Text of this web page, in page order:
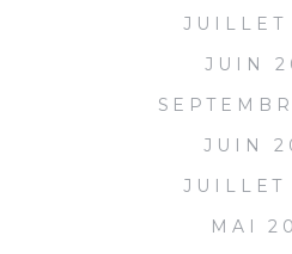
JUILLET
JUIN
JUIN
JUILLET
MAI